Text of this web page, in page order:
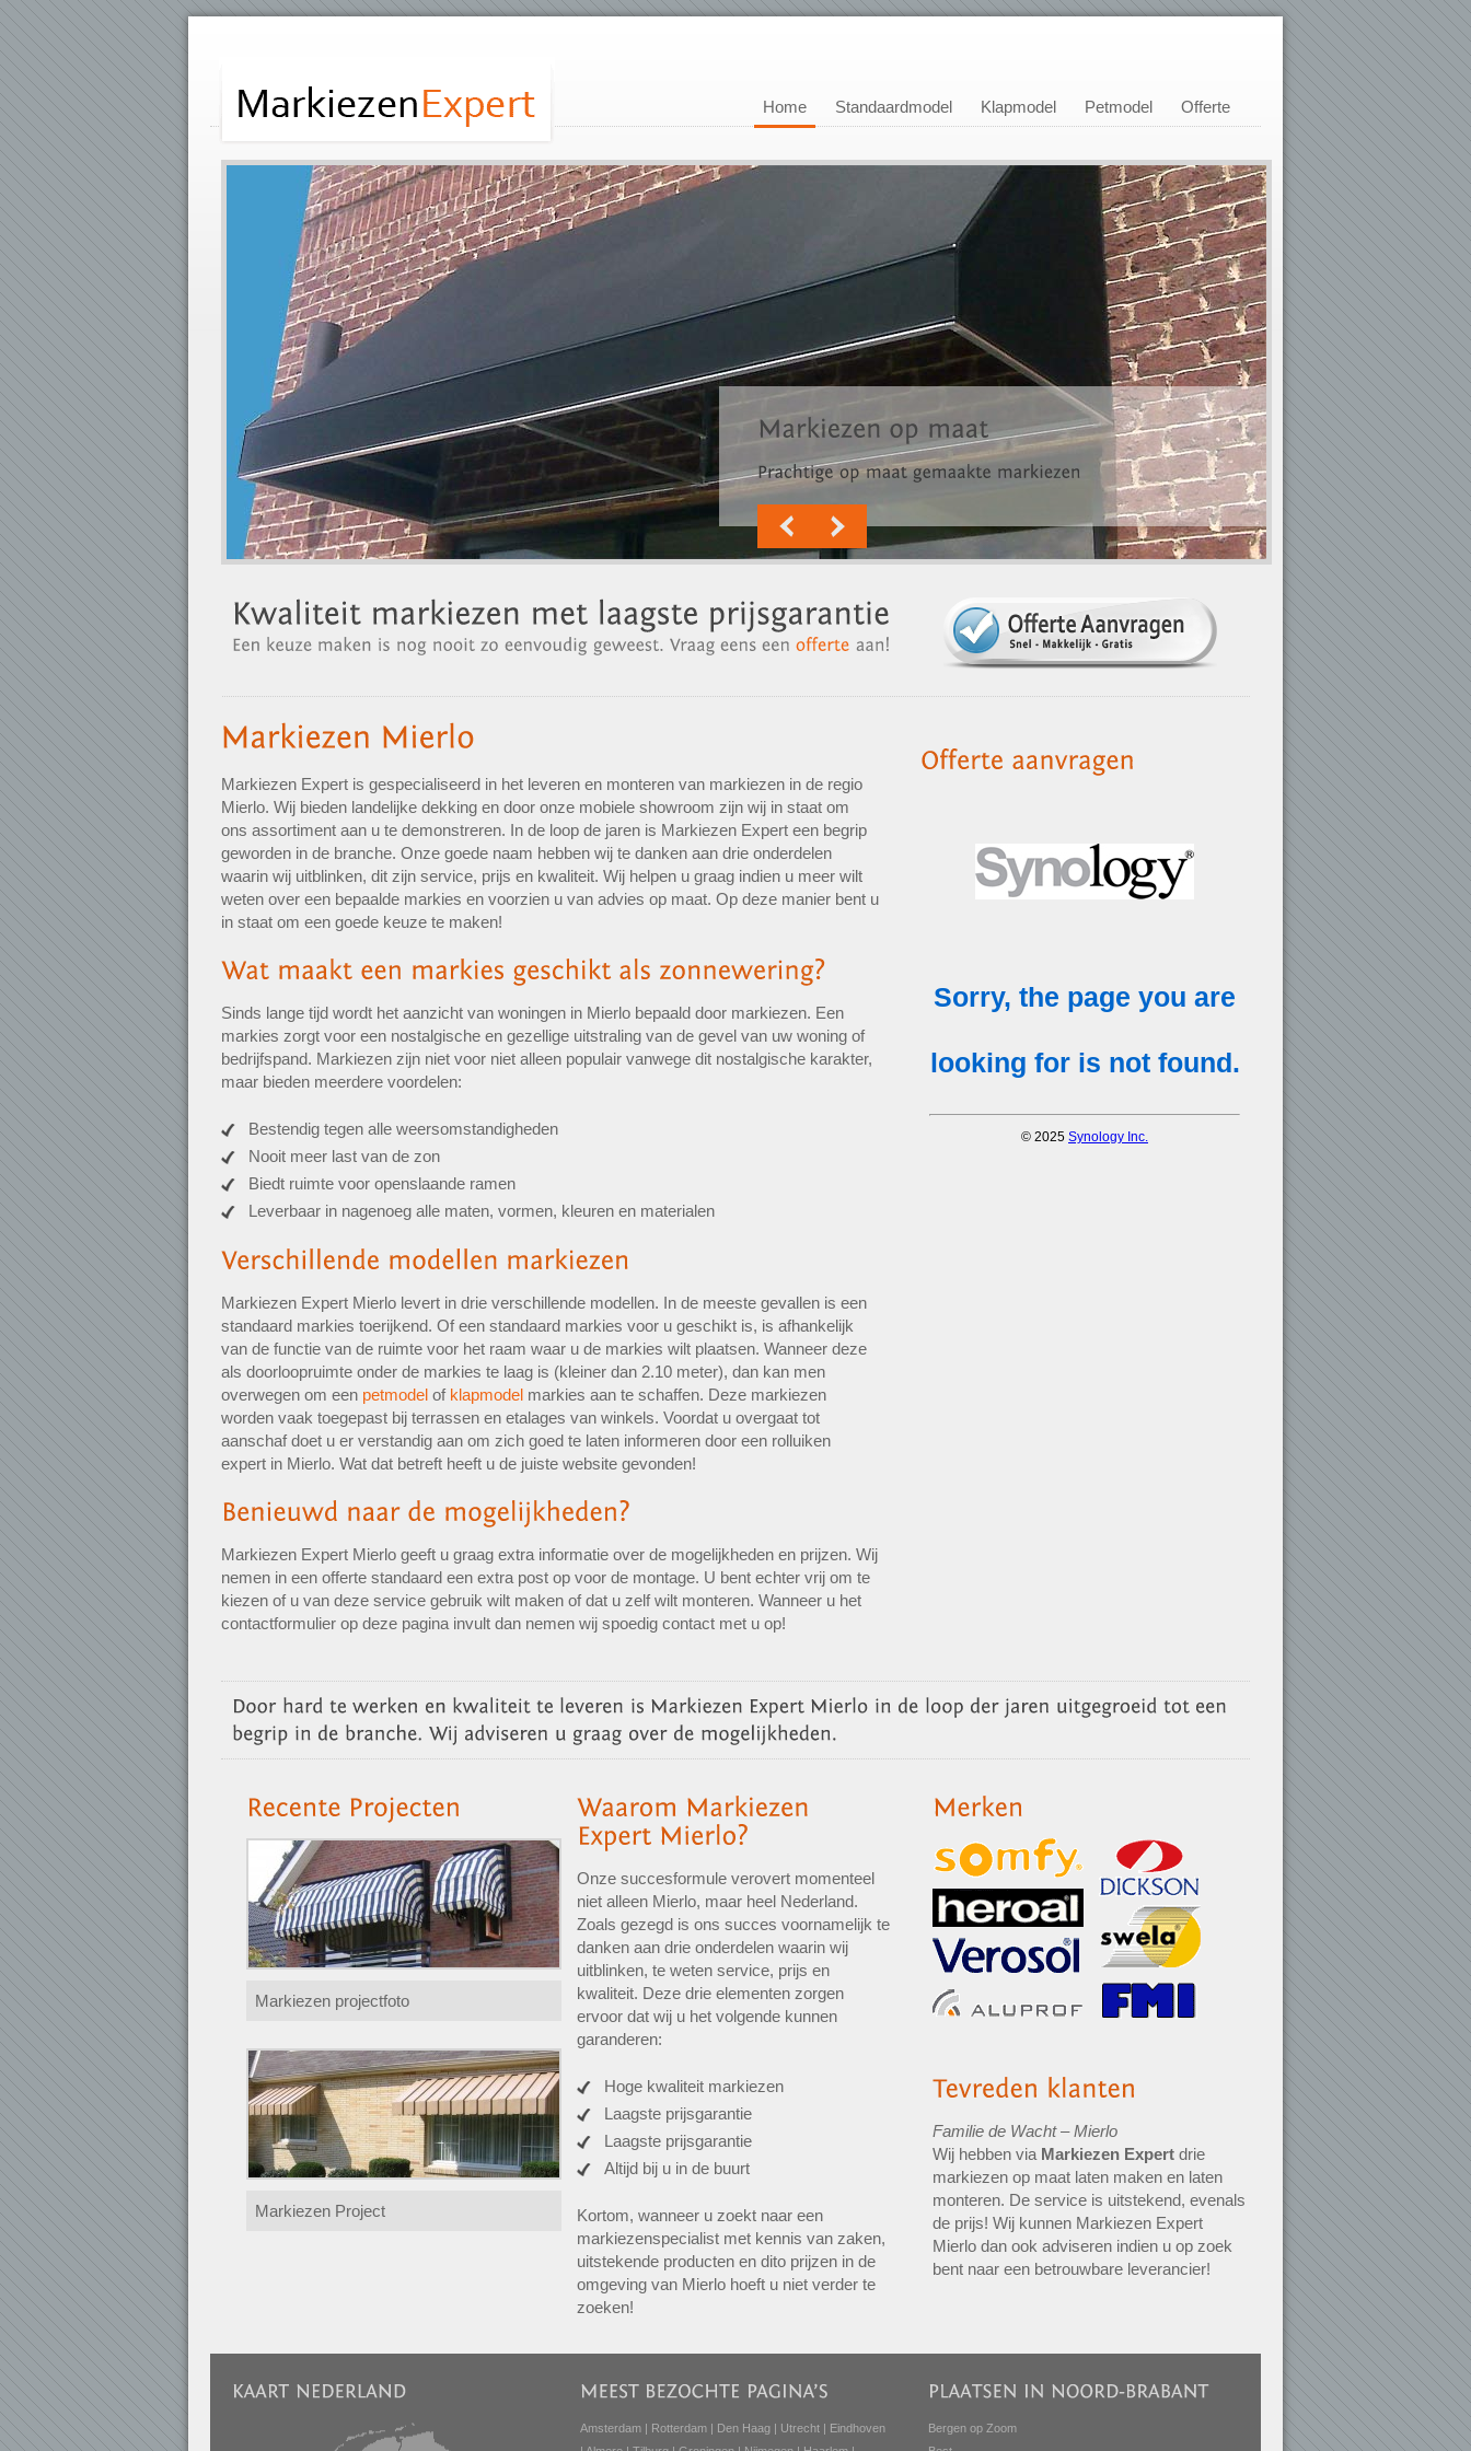
Home Standaardmodel Klapmodel Petmodel Offerte
Markiezen Expert is gespecialiseerd in het leveren en monteren van markiezen in de regio
Mierlo. Wij bieden landelijke dekking en door onze mobiele showroom zijn wij in staat om
ons assortiment aan u te demonstreren. In de loop de jaren is Markiezen Expert een begrip
geworden in de branche. Onze goede naam hebben wij te danken aan drie onderdelen
waarin wij uitblinken, dit zijn service, prijs en kwaliteit. Wij helpen u graag indien u meer wilt
weten over een bepaalde markies en voorzien u van advies op maat. Op deze manier bent u
in staat om een goede keuze te maken!
Sinds lange tijd wordt het aanzicht van woningen in Mierlo bepaald door markiezen. Een
markies zorgt voor een nostalgische en gezellige uitstraling van de gevel van uw woning of
bedrijfspand. Markiezen zijn niet voor niet alleen populair vanwege dit nostalgische karakter,
maar bieden meerdere voordelen:
Bestendig tegen alle weersomstandigheden
Nooit meer last van de zon
Biedt ruimte voor openslaande ramen
Leverbaar in nagenoeg alle maten, vormen, kleuren en materialen
Markiezen Expert Mierlo levert in drie verschillende modellen. In de meeste gevallen is een
standaard markies toerijkend. Of een standaard markies voor u geschikt is, is afhankelijk
van de functie van de ruimte voor het raam waar u de markies wilt plaatsen. Wanneer deze
als doorloopruimte onder de markies te laag is (kleiner dan 2.10 meter), dan kan men
overwegen om een petmodel of klapmodel markies aan te schaffen. Deze markiezen
worden vaak toegepast bij terrassen en etalages van winkels. Voordat u overgaat tot
aanschaf doet u er verstandig aan om zich goed te laten informeren door een rolluiken
expert in Mierlo. Wat dat betreft heeft u de juiste website gevonden!
Markiezen Expert Mierlo geeft u graag extra informatie over de mogelijkheden en prijzen. Wij
nemen in een offerte standaard een extra post op voor de montage. U bent echter vrij om te
kiezen of u van deze service gebruik wilt maken of dat u zelf wilt monteren. Wanneer u het
contactformulier op deze pagina invult dan nemen wij spoedig contact met u op!
Markiezen projectfoto
Markiezen Project
Onze succesformule verovert momenteel
niet alleen Mierlo, maar heel Nederland.
Zoals gezegd is ons succes voornamelijk te
danken aan drie onderdelen waarin wij
uitblinken, te weten service, prijs en
kwaliteit. Deze drie elementen zorgen
ervoor dat wij u het volgende kunnen
garanderen:
Hoge kwaliteit markiezen
Laagste prijsgarantie
Laagste prijsgarantie
Altijd bij u in de buurt
Kortom, wanneer u zoekt naar een
markiezenspecialist met kennis van zaken,
uitstekende producten en dito prijzen in de
omgeving van Mierlo hoeft u niet verder te
zoeken!
Familie de Wacht – Mierlo
Wij hebben via Markiezen Expert drie
markiezen op maat laten maken en laten
monteren. De service is uitstekend, evenals
de prijs! Wij kunnen Markiezen Expert
Mierlo dan ook adviseren indien u op zoek
bent naar een betrouwbare leverancier!
Amsterdam Rotterdam Den Haag Utrecht
Eindhoven
Bergen op Zoom